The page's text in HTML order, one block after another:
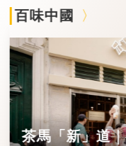
百味中國
茶馬「新」道